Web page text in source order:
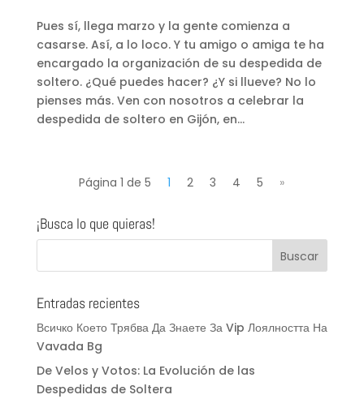
Pues sí, llega marzo y la gente comienza a
casarse. Así, a lo loco. Y tu amigo o amiga te ha
encargado la organización de su despedida de
soltero. ¿Qué puedes hacer? ¿Y si llueve? No lo
pienses más. Ven con nosotros a celebrar la
despedida de soltero en Gijón, en...
Página 1 de 5 1 2 3 4 5 »
¡Busca lo que quieras!
Entradas recientes
Всичко Което Трябва Да Знаете За Vip Лоялността На
Vavada Bg
De Velos y Votos: La Evolución de las
Despedidas de Soltera